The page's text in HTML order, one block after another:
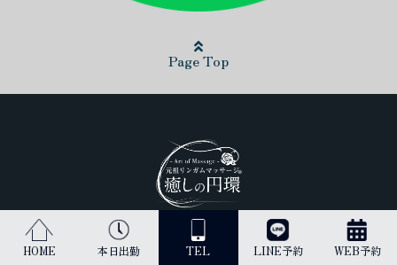
HOME 本日出勤 TEL LINE予約 WEB予約
Page Top
日本最高峰のリンガムマッサージ（男性器への丁寧なマッサージ）を